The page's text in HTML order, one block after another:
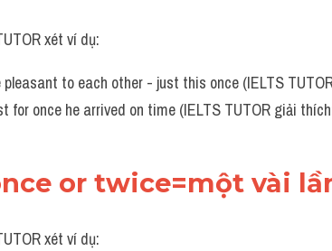
xét ví dụ:
pleasant to each other - just this once (IELTS
for once he arrived on time (IELTS TUTOR giải
or twice=một vài
xét ví dụ: